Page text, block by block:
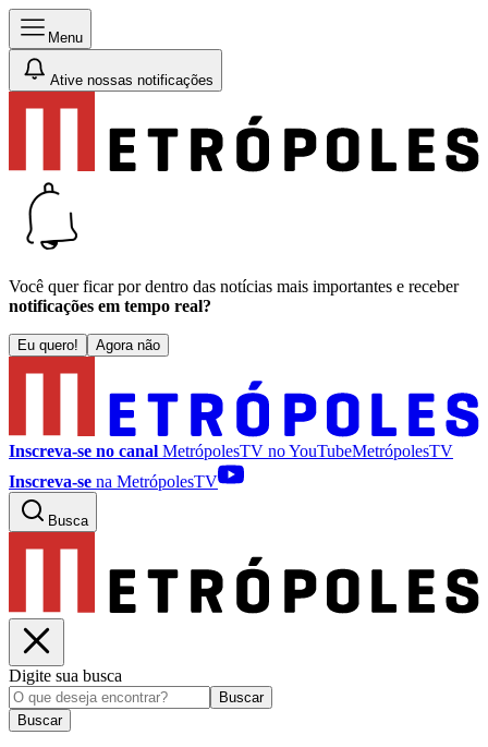
Menu
Ative nossas notificações
Você quer ficar por dentro das notícias mais importantes e receber
notificações em tempo real?
Eu quero! Agora não
Inscreva-se no canal MetrópolesTV noYouTubeMetrópolesTV
Inscreva-se na MetrópolesTV
Busca
Digite sua busca
Buscar
Buscar